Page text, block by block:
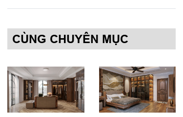
CÙNG CHUYÊN MỤC